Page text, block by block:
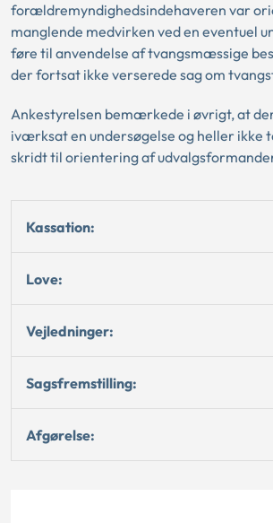
forældremyndighedsindehaveren var
manglende medvirken ved en eventuel
føre til anvendelse af tvangsmæssige
der fortsat ikke verserede sag om
Ankestyrelsen bemærkede i øvrigt, at
iværksat en undersøgelse og heller ikke
skridt til orientering af
Kassation:
Love:
Vejledninger:
Sagsfremstilling:
Afgørelse: